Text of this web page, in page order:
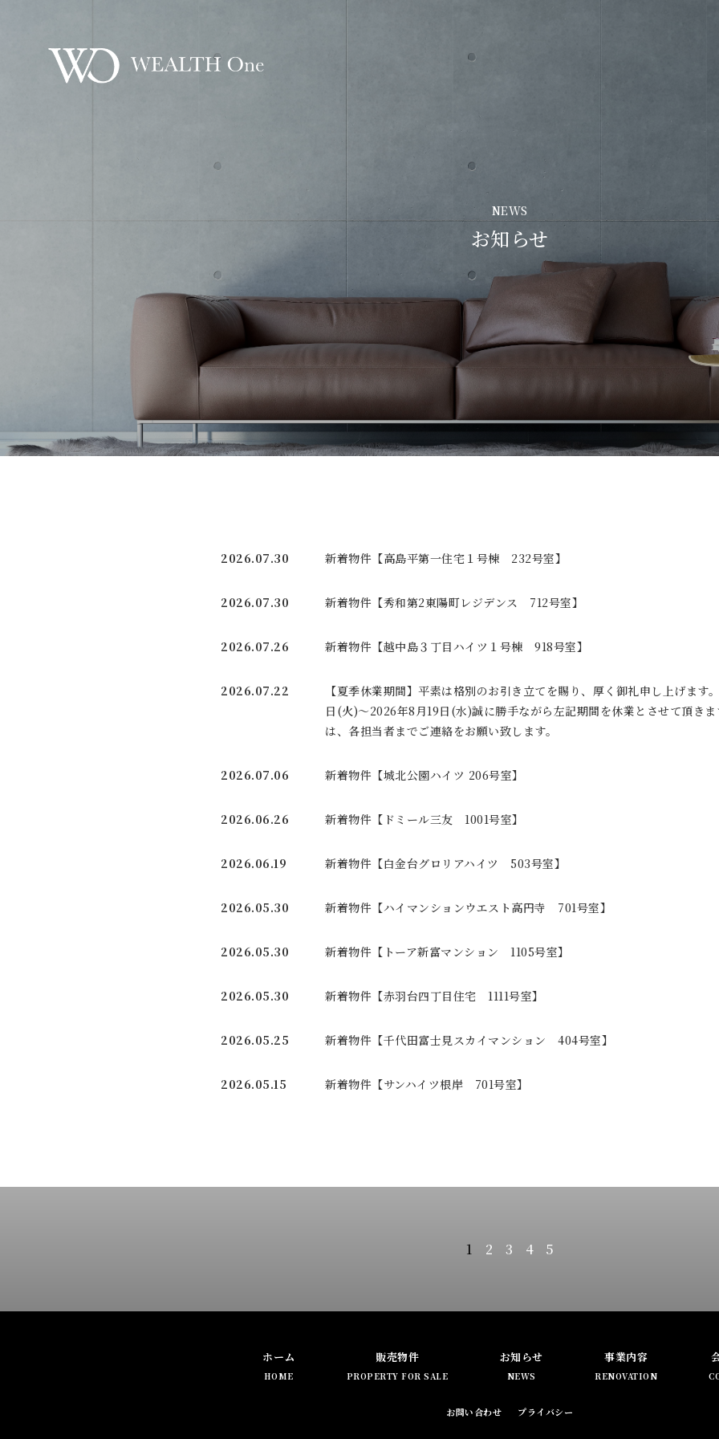
NEWS
お知らせ
2026.07.30 新着物件【高島平第一住宅１号棟 232号室】
2026.07.30 新着物件【秀和第2東陽町レジデンス 712号室】
2026.07.26 新着物件【越中島３丁目ハイツ１号棟 918号室】
2026.07.22
【夏季休業期間】平素は格別のお引き立てを賜り、厚く御礼申し上げます
日(火)～2026年8月19日(水)誠に勝手ながら左記期間を休業とさせて頂き
は、各担当者までご連絡をお願い致します。
2026.07.06 新着物件【城北公園ハイツ 206号室】
2026.06.26 新着物件【ドミール三友 1001号室】
2026.06.19 新着物件【白金台グロリアハイツ 503号室】
2026.05.30 新着物件【ハイマンションウエスト高円寺 701号室】
2026.05.30 新着物件【トーア新富マンション 1105号室】
2026.05.30 新着物件【赤羽台四丁目住宅 1111号室】
2026.05.25 新着物件【千代田富士見スカイマンション 404号室】
2026.05.15 新着物件【サンハイツ根岸 701号室】
1 2 3 4 5
ホーム
HOME
販売物件
PROPERTY FOR SALE
お知らせ
NEWS
事業内容
RENOVATION
お問い合わせ プライバシー